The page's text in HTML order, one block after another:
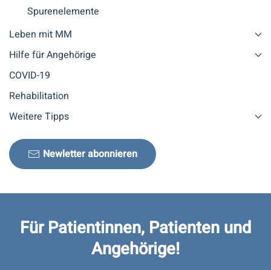
Spurenelemente
Leben mit MM
Hilfe für Angehörige
COVID-19
Rehabilitation
Weitere Tipps
Newletter abonnieren
Für Patientinnen, Patienten und
Angehörige!